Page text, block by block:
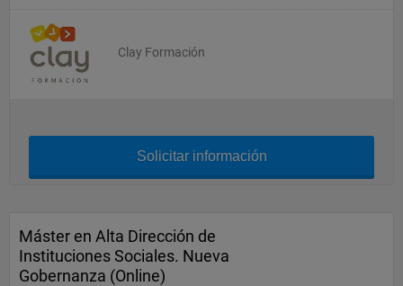
Clay Formación
Solicitar información
Máster en Alta Dirección de
Instituciones Sociales. Nueva
Gobernanza (Online)